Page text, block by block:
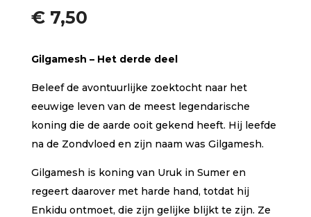
€7,50
Gilgamesh – Het derde deel
Beleef de avontuurlijke zoektocht naar het
eeuwige leven van de meest legendarische
koning die de aarde ooit gekend heeft. Hij leefde
na de Zondvloed en zijn naam was Gilgamesh.
Gilgamesh is koning van Uruk in Sumer en
regeert daarover met harde hand, totdat hij
Enkidu ontmoet, die zijn gelijke blijkt te zijn. Ze